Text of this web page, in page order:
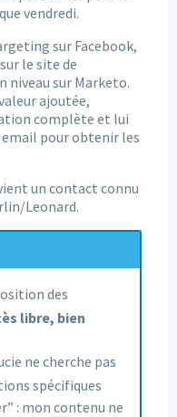
vendredi.
sur Facebook,
le site de
niveau sur Marketo.
ajoutée,
complète et lui
email pour obtenir les
un contact connu
Leonard.
des
libre, bien
ne cherche pas
spécifiques
: mon contenu ne